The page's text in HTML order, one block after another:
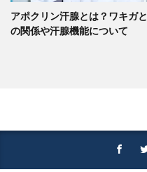
アポクリン汗腺とは？ワキガと
の関係や汗腺機能について